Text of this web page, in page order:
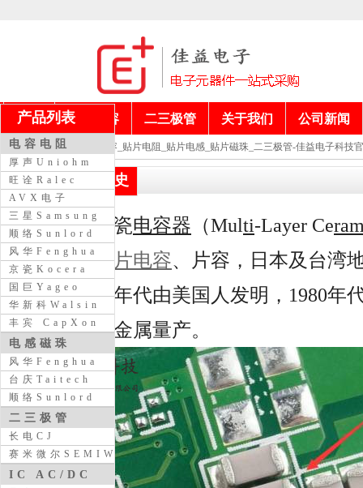
首页 电阻电容 二三极管 关于我们 公司新闻
当前位置： 贴片电容_贴片电阻_贴片电感_贴片磁珠_二三极管-佳益电子科技
贴片电容发展简史
多层片式陶瓷电容器 （Multi-Layer Ce
——简称贴片电容、片容，日本及台湾
电容，1960年代由美国人发明，1980年
用低成本贱金属量产。
产品列表
电容电阻
厚声Uniohm
旺诠Ralec
AVX电子
三星Samsung
顺络Sunlord
风华Fenghua
京瓷Kocera
国巨Yageo
华新科Walsin
丰宾 CapXon
电感磁珠
风华Fenghua
台庆Taitech
顺络Sunlord
二三极管
长电CJ
赛米微尔SEMIWILL
IC AC/DC